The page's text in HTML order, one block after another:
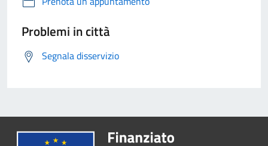
Problemi in città
Segnala disservizio